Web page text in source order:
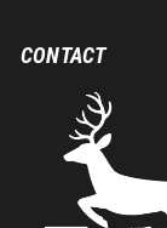
CONTACT